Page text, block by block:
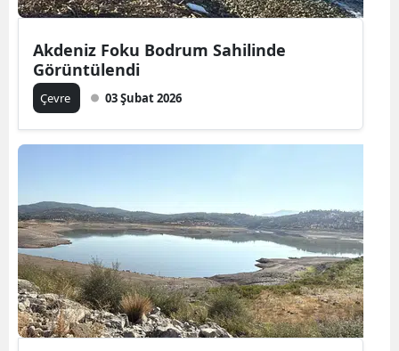
Akdeniz Foku Bodrum Sahilinde
Görüntülendi
Çevre 03 Şubat 2026